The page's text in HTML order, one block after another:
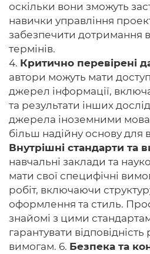
оскільки вони зможуть
навички управління
забезпечити дотримання
термінів.
4. Критично перевірені
автори можуть мати
джерел інформації,
та результати інших
джерела іноземними
більш надійну основу для
Внутрішні стандарти та
навчальні заклади та
мати свої специфічні
робіт, включаючи
оформлення та стиль.
знайомі з цими
гарантувати
вимогам. 6. Безпека та